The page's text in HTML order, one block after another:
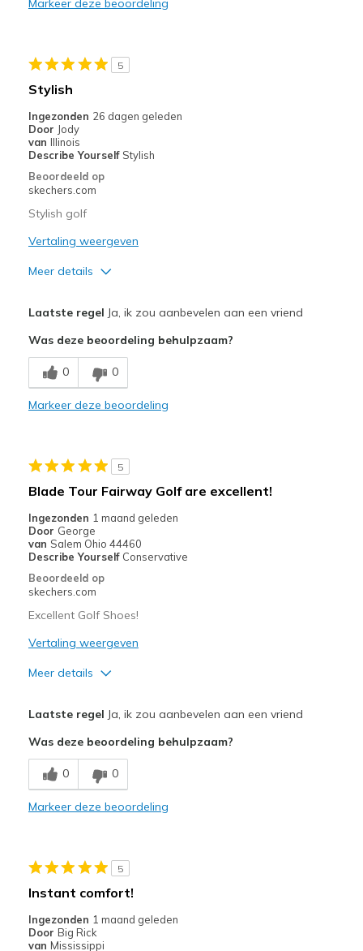
View On Shoes
Shoes are for Wearing
5
Stylish
Ingezonden 26 dagen geleden
Door Jody
van Illinois
Describe Yourself Stylish
Beoordeeld op
skechers.com
Stylish golf
Vertaling weergeven
Meer details
Comfortable
Durable
Sizing
Feels true to size
View On Shoes
I'm Really Into Shoes
Laatste regel Ja, ik zou aanbevelen aan een vriend
Was deze beoordeling behulpzaam?
0 0
Markeer deze beoordeling
5
Blade Tour Fairway Golf are excellent!
Ingezonden 1 maand geleden
Door George
van Salem Ohio 44460
Describe Yourself Conservative
Beoordeeld op
skechers.com
Excellent Golf Shoes!
Vertaling weergeven
Meer details
Breathe Well
Comfortable
Have only worn a few times, so far very happy
Beste toepassingen
Purchased Blade Tour Fairway golf shores
Laatste regel Ja, ik zou aanbevelen aan een vriend
Was deze beoordeling behulpzaam?
0 0
Markeer deze beoordeling
5
Instant comfort!
Ingezonden 1 maand geleden
Door Big Rick
van Mississippi